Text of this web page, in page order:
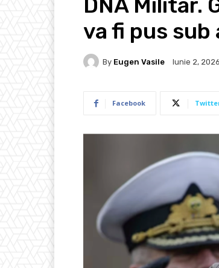
va fi pus sub
By Eugen Vasile Iunie 2, 2026
Facebook